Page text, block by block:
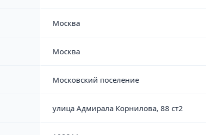
Москва
Москва
Московский поселение
улица Адмирала Корнилова, 88 ст2